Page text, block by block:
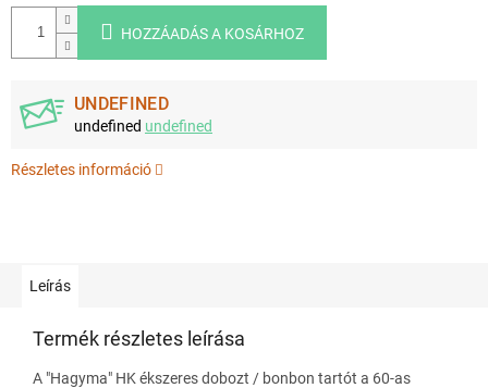
HOZZÁADÁS A KOSÁRHOZ
UNDEFINED
undefined undefined
Részletes információ
Leírás
Termék részletes leírása
A "Hagyma" HK ékszeres dobozt / bonbon tartót a 60-as